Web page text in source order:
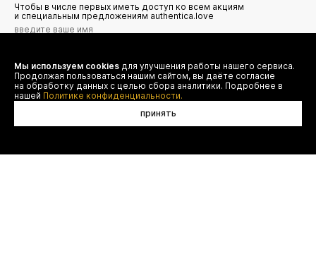
Чтобы в числе первых иметь доступ ко всем акциям
и специальным предложениям authentica.love
Я даю согласие на сбор, обработку и хранение моих
персональных данных (имя, email, телефон) для получения
рекламных и информационных рассылок от ООО 'БТ
Юнайтед', а также ознакомлен(а) с
Политикой конфиденциальности
Мы используем cookies для улучшения работы нашего сервиса.
Продолжая пользоваться нашим сайтом, вы даёте согласие
на обработку данных с целью сбора аналитики. Подробнее в
нашей Политике конфиденциальности.
принять